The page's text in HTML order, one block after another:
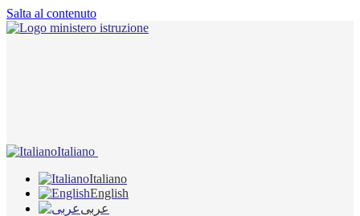
Salta al contenuto
Italiano
Italiano
English
عربى